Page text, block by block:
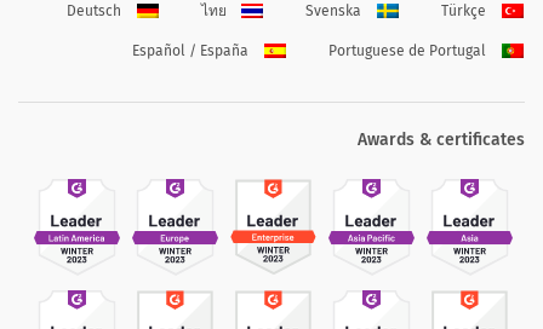
Türkçe
Svenska
ไทย
Deutsch
Portuguese de Portugal
Español / España
Awards & certificates